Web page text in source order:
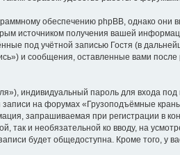
обеспечению phpBB, однако они
источником получения вашей
под учётной записью Гостя (в
и сообщения, оставленные вами после
индивидуальный пароль для входа под
на форумах «Грузоподъёмные
запрашиваемая при регистрации в
так и необязательной ко вводу, на
будет общедоступна. Кроме того, у